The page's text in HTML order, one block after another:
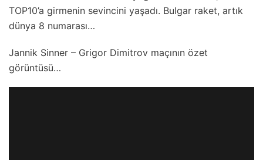
TOP10’a girmenin sevincini yaşadı. Bulgar raket, artık
dünya 8 numarası…
Jannik Sinner – Grigor Dimitrov maçının özet
görüntüsü…